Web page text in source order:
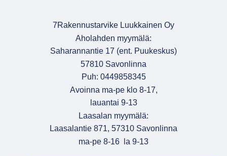
7Rakennustarvike Luukkainen Oy
Aholahden myymälä:
Saharannantie 17 (ent. Puukeskus)
57810 Savonlinna
Puh: 0449858345
Avoinna ma-pe klo 8-17,
lauantai 9-13
Laasalan myymälä:
Laasalantie 871, 57310 Savonlinna
ma-pe 8-16 la 9-13